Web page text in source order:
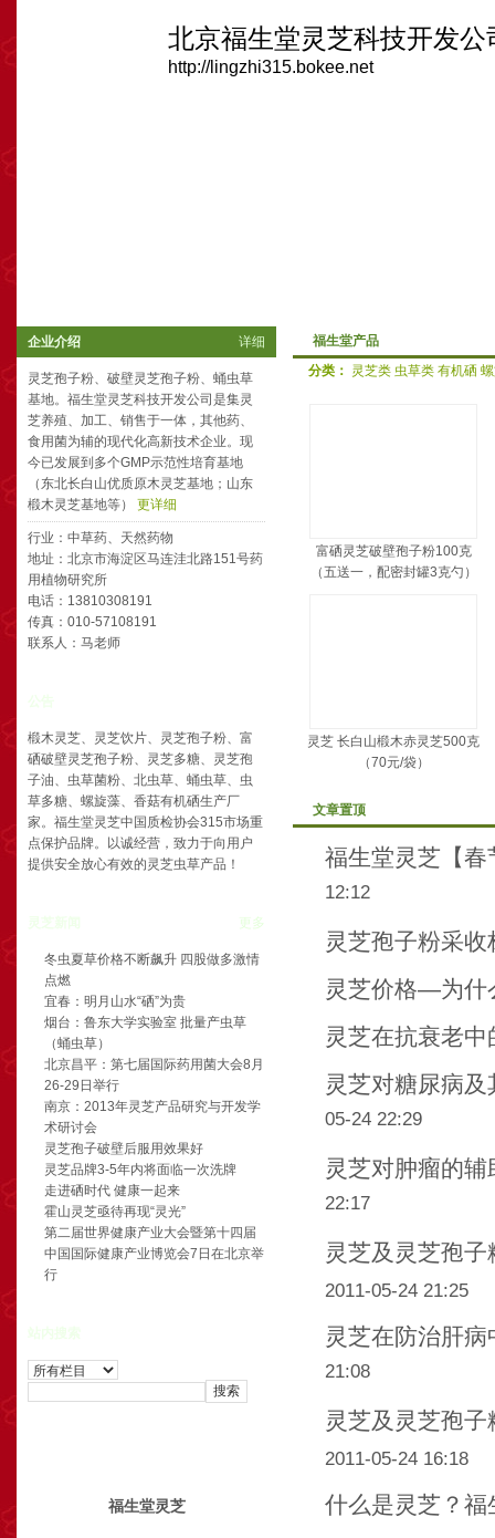
北京福生堂灵芝科技开发公
http://lingzhi315.bokee.net
详细
企业介绍
灵芝孢子粉、破壁灵芝孢子粉、蛹虫草
基地。福生堂灵芝科技开发公司是集灵
芝养殖、加工、销售于一体，其他药、
食用菌为辅的现代化高新技术企业。现
今已发展到多个GMP示范性培育基地
（东北长白山优质原木灵芝基地；山东
椴木灵芝基地等） 更详细
行业：中草药、天然药物
地址：北京市海淀区马连洼北路151号药
用植物研究所
电话：13810308191
传真：010-57108191
联系人：马老师
椴木灵芝、灵芝饮片、灵芝孢子粉、富
硒破壁灵芝孢子粉、灵芝多糖、灵芝孢
子油、虫草菌粉、北虫草、蛹虫草、虫
草多糖、螺旋藻、香菇有机硒生产厂
家。福生堂灵芝中国质检协会315市场重
点保护品牌。以诚经营，致力于向用户
提供安全放心有效的灵芝虫草产品！
更多
冬虫夏草价格不断飙升 四股做多激情
点燃
宜春：明月山水“硒”为贵
烟台：鲁东大学实验室 批量产虫草
（蛹虫草）
北京昌平：第七届国际药用菌大会8月
26-29日举行
南京：2013年灵芝产品研究与开发学
术研讨会
灵芝孢子破壁后服用效果好
灵芝品牌3-5年内将面临一次洗牌
走进硒时代 健康一起来
霍山灵芝亟待再现“灵光”
第二届世界健康产业大会暨第十四届
中国国际健康产业博览会7日在北京举
行
福生堂灵芝
福生堂产品
分类： 灵芝类 虫草类 有机硒
富硒灵芝破壁孢子粉100克
（五送一，配密封罐3克勺）
灵芝 长白山椴木赤灵芝500克
（70元/袋）
文章置顶
福生堂灵芝【
12:12
灵芝孢子粉采
灵芝价格—为什
灵芝在抗衰老
灵芝对糖尿病
05-24 22:29
灵芝对肿瘤的
22:17
灵芝及灵芝孢
2011-05-24 21:25
灵芝在防治肝
21:08
灵芝及灵芝孢
2011-05-24 16:18
什么是灵芝？